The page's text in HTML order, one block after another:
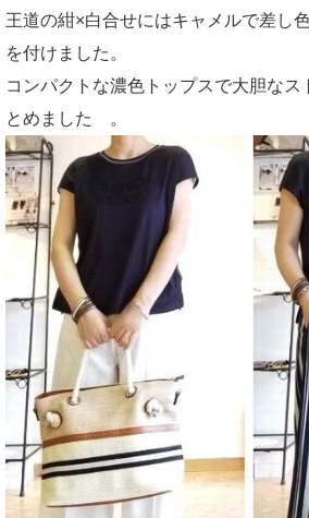
王道の紺×白合せにはキャメルで差し
を付けました。
コンパクトな濃色トップスで大胆なス
とめました 。